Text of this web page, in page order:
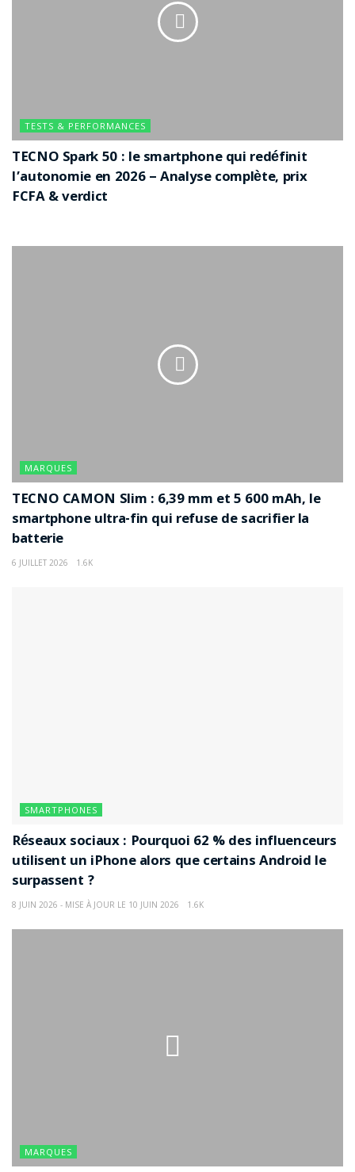
TESTS & PERFORMANCES
TECNO Spark 50 : le smartphone qui redéfinit
l’autonomie en 2026 – Analyse complète, prix
FCFA & verdict
MARQUES
TECNO CAMON Slim : 6,39 mm et 5 600 mAh, le
smartphone ultra-fin qui refuse de sacrifier la
batterie
6 JUILLET 2026 1.6K
SMARTPHONES
Réseaux sociaux : Pourquoi 62 % des influenceurs
utilisent un iPhone alors que certains Android le
surpassent ?
8 JUIN 2026 - MISE À JOUR LE 10 JUIN 2026 1.6K
MARQUES